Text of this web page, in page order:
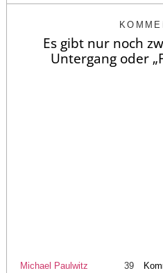
Es gibt nur noch
Untergang oder
Michael Paulwitz 39